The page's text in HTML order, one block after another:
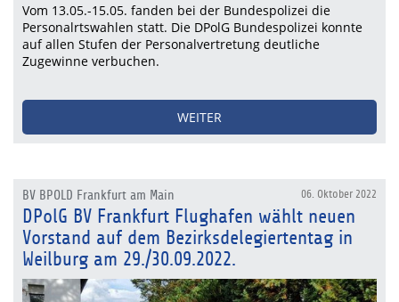
Vom 13.05.-15.05. fanden bei der Bundespolizei die
Personalrtswahlen statt. Die DPolG Bundespolizei konnte
auf allen Stufen der Personalvertretung deutliche
Zugewinne verbuchen.
WEITER
06. Oktober 2022
BV BPOLD Frankfurt am Main
DPolG BV Frankfurt Flughafen wählt neuen
Vorstand auf dem Bezirksdelegiertentag in
Weilburg am 29./30.09.2022.